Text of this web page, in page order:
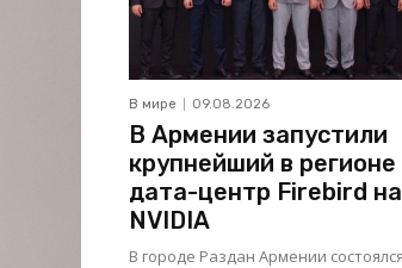
В мире 09.08.2026
В Армении запустили
крупнейший в регионе
дата-центр Firebird
NVIDIA
В городе Раздан Армении